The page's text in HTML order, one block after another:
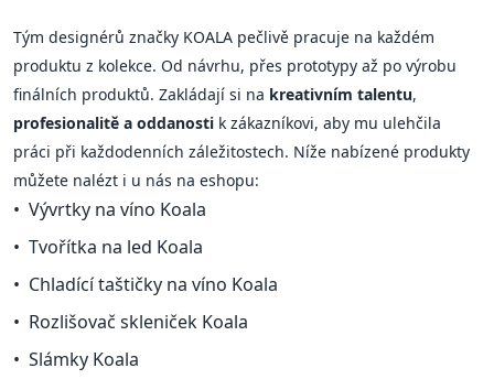
Tým designérů značky KOALA pečlivě pracuje na každém
produktu z kolekce. Od návrhu, přes prototypy až po výrobu
finálních produktů. Zakládají si na kreativním talentu,
profesionalitě a oddanosti k zákazníkovi, aby mu ulehčila
práci při každodenních záležitostech. Níže nabízené produkty
můžete nalézt i u nás na eshopu:
Vývrtky na víno Koala
Tvořítka na led Koala
Chladící taštičky na víno Koala
Rozlišovač skleniček Koala
Slámky Koala